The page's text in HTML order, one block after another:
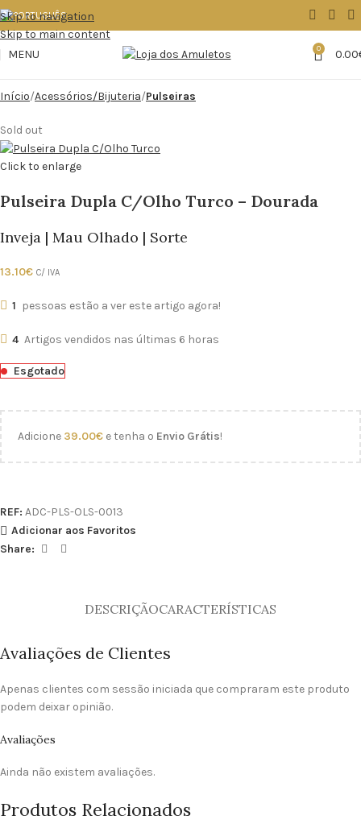
Skip to navigation
Skip to main content
MENU
0 0.00
Início Acessórios/Bijuteria Pulseiras
Sold out
Click to enlarge
Pulseira Dupla C/Olho Turco – Dourada
Inveja | Mau Olhado | Sorte
13.10€ C/ IVA
1 pessoas estão a ver este artigo agora!
4 Artigos vendidos nas últimas 6 horas
Esgotado
Adicione 39.00€ e tenha o Envio Grátis!
REF: ADC-PLS-OLS-0013
Adicionar aos Favoritos
Share:
DESCRIÇÃOCARACTERÍSTICAS
Avaliações de Clientes
Avaliações
Ainda não existem avaliações.
Apenas clientes com sessão iniciada que compraram este produto
podem deixar opinião.
Produtos Relacionados